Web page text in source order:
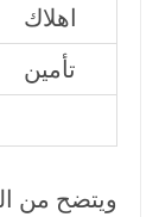
اهلاك
تأمين
ويتضح من